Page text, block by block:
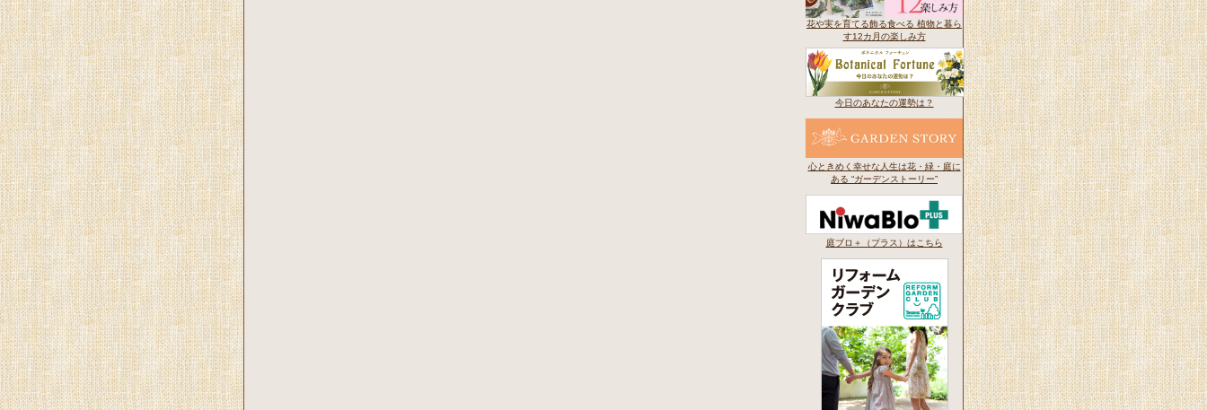
花や実を育てる飾る食べる 植物と暮ら
す12カ月の楽しみ方
今日のあなたの運勢は？
心ときめく幸せな人生は花・緑・庭に
ある “ガーデンストーリー”
庭ブロ＋（プラス）はこちら